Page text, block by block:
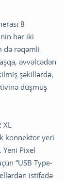
8
hər iki
də rəqəmli
əvvəlcədən
şəkillərdə,
düşmüş
XL
konnektor yeri
Yeni Pixel
“USB Type-
istifadə